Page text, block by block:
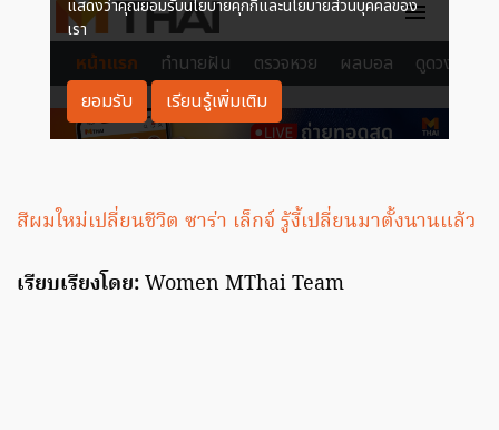
สีผมใหม่เปลี่ยนชีวิต ซาร่า เล็กจ์ รู้งี้เปลี่ยนมาตั้งนานแล้ว
เรียบเรียงโดย:Women MThai Team